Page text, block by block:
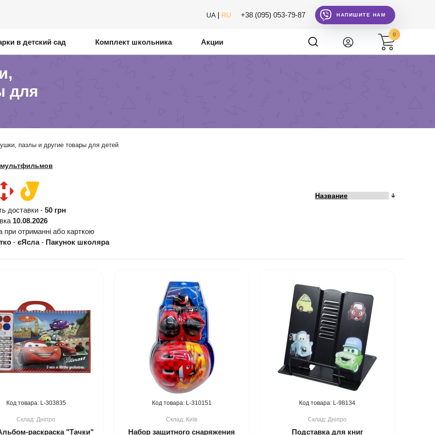
UA | RU +38 (095) 053-79-87 НАПИШИТЕ НАМ
в детский сад Комплект школьника Акции
0
для
пазлы и другие товары для детей
доставки - 50 грн
10.08.2026
при отриманні або карткою
- єЯсла- Пакунок школяра
303835
Дніпро
раскраска "Тачки"
310151
Київ
Набор защитного снаряжения
98134
Дніпро
Подставка для книг